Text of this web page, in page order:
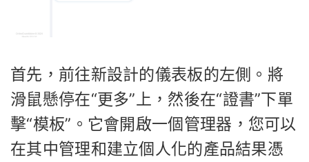
首先，前往新設計的儀表板的左側。將
滑鼠懸停在“更多”上，然後在“證書”下單
擊“模板”。它會開啟一個管理器，您可以
在其中管理和建立個人化的產品結果憑